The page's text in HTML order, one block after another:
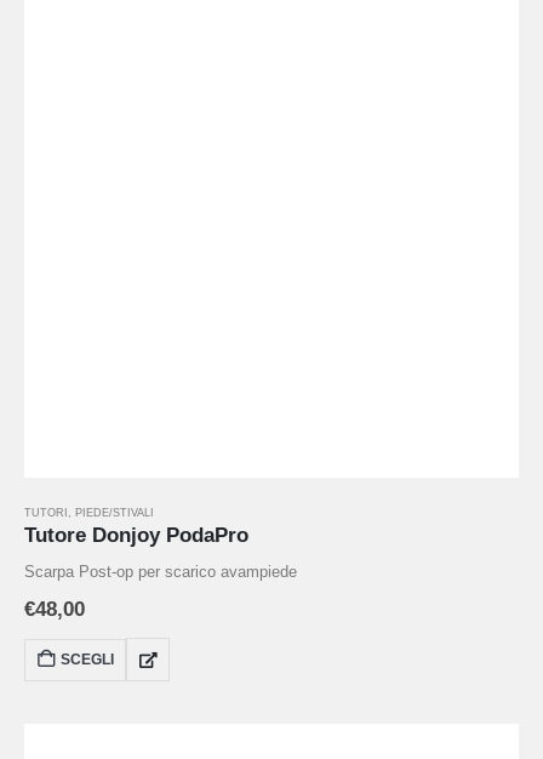
TUTORI , PIEDE/STIVALI
Tutore Donjoy PodaPro
Scarpa Post-op per scarico avampiede
€48,00
SCEGLI